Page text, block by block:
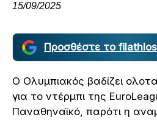
15/09/2025
Προσθέστε το
Ο Ολυμπιακός βαδίζει
για το ντέρμπι της
Παναθηναϊκό, παρότι η